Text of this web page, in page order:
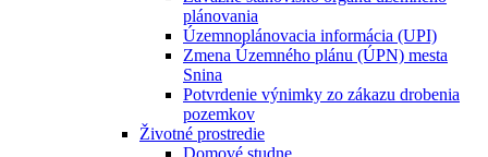
plánovania
Územnoplánovacia informácia (UPI)
Zmena Územného plánu (ÚPN) mesta
Snina
Potvrdenie výnimky zo zákazu drobenia
pozemkov
Životné prostredie
Domové studne